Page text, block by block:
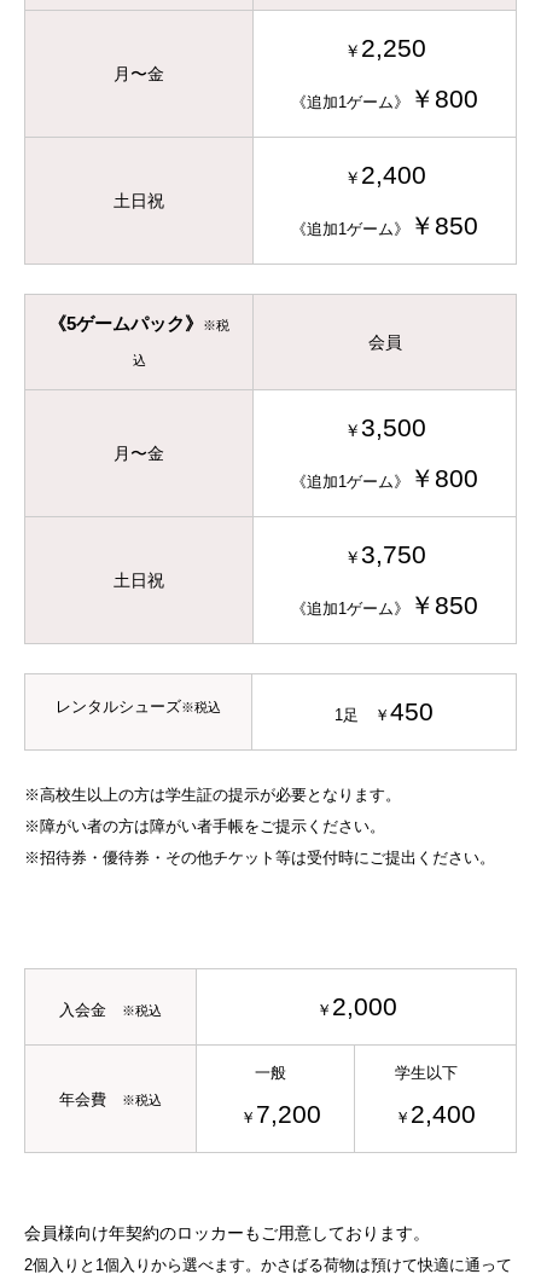
月〜金
￥ 2,250
《追加1ゲーム》 ￥800
土日祝
￥ 2,400
《追加1ゲーム》 ￥850
《5ゲームパック》 ※税
込
会員
月〜金
￥3,500
《追加1ゲーム》 ￥800
土日祝
￥3,750
《追加1ゲーム》 ￥850
レンタルシューズ※税込 1足 ￥ 450
※高校生以上の方は学生証の提示が必要となります。
※障がい者の方は障がい者手帳をご提示ください。
※招待券・優待券・その他チケット等は受付時にご提出ください。
入会金 ※税込 ￥ 2,000
年会費 ※税込
一般
￥ 7,200
学生以下
￥ 2,400
会員様向け年契約のロッカーもご用意しております。
2個入りと1個入りから選べます。かさばる荷物は預けて快適に通って